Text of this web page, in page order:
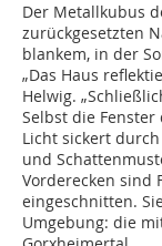
Der Metallkubus
zurückgesetzten
blankem, in der
„Das Haus
Helwig.
Selbst die
Licht sickert
und
Vorderecken sind
eingeschnitten.
Umgebung: die